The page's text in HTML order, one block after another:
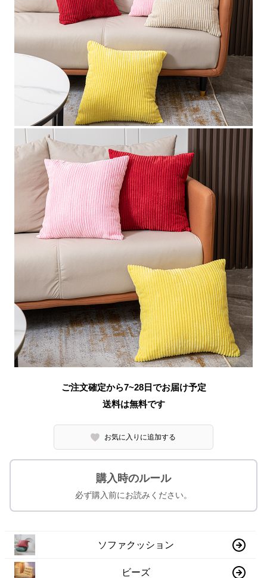
ご注文確定から7~28日でお届け予定
送料は無料です
お気に入りに追加する
購入時のルール
必ず購入前にお読みください。
ソファクッション
ビーズ